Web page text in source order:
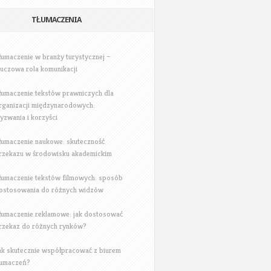
TŁUMACZENIA
w branży turystycznej –
rola komunikacji
tekstów prawniczych dla
międzynarodowych:
i korzyści
naukowe: skuteczność
w środowisku akademickim
tekstów filmowych: sposób
do różnych widzów
reklamowe: jak dostosować
do różnych rynków?
skutecznie współpracować z biurem